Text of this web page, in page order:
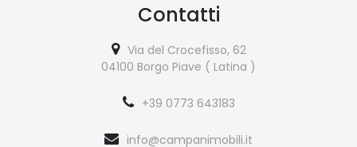
Contatti
Via del Crocefisso, 62
04100 Borgo Piave ( Latina )
+39 0773 643183
info@campanimobili.it